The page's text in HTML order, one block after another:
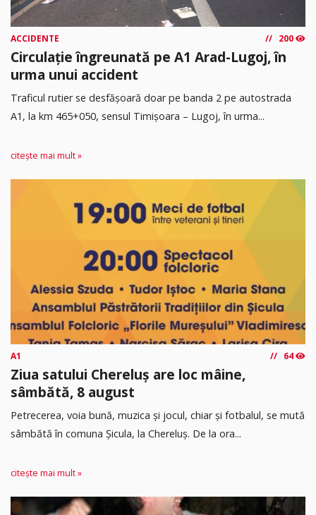
ACCIDENTE 200
Circulație îngreunată pe A1 Arad-Lugoj, în
urma unui accident
Traficul rutier se desfășoară doar pe banda 2 pe autostrada
A1, la km 465+050, sensul Timişoara – Lugoj, în urma...
citește mai mult »
A1 64
Ziua satului Chereluș are loc mâine,
sâmbătă, 8 august
Petrecerea, voia bună, muzica și jocul, chiar și fotbalul, se mută
sâmbătă în comuna Șicula, la Chereluș. De la ora...
citește mai mult »